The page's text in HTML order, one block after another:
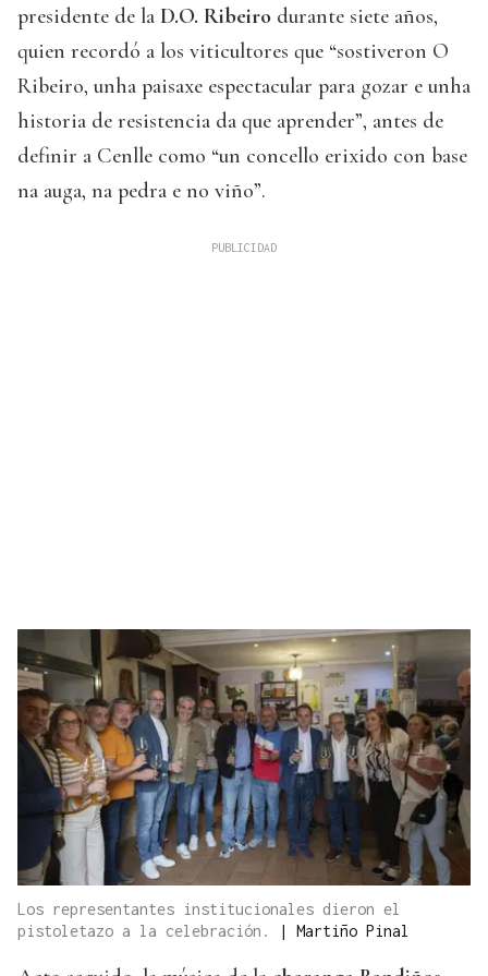
presidente de la D.O. Ribeiro durante siete años,
quien recordó a los viticultores que “sostiveron O
Ribeiro, unha paisaxe espectacular para gozar e unha
historia de resistencia da que aprender”, antes de
definir a Cenlle como “un concello erixido con base
na auga, na pedra e no viño”.
Los representantes institucionales dieron el
pistoletazo a la celebración.
| Martiño Pinal